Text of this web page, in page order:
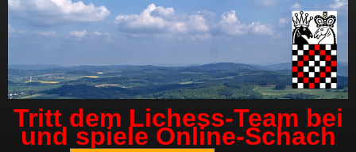
Tritt dem Lichess-Team bei
und spiele Online-Schach